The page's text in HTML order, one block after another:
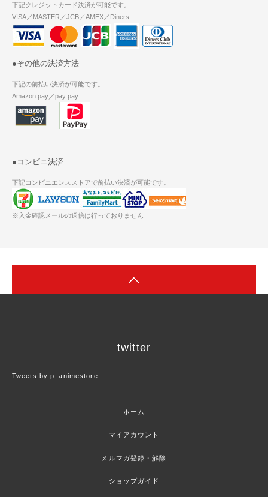
下記クレジットカード決済が可能です。
VISA／MASTER／JCB／AMEX／Diners
●その他の決済方法
下記の前払い決済が可能です。
Amazon pay／pay pay
●コンビニ決済
下記コンビニエンスストアで前払い決済が可能です。
※入金確認メールの送信は行っておりません
twitter
Tweets by p_animestore
ホーム
マイアカウント
メルマガ登録・解除
ショップガイド